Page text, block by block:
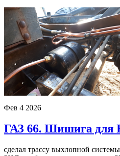
Фев 4 2026
ГАЗ 66. Шишига для
сделал трассу выхлопной